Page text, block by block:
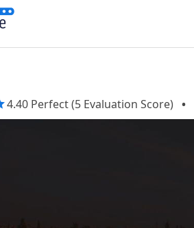
4.40 Perfect (5 Evaluation Score) •